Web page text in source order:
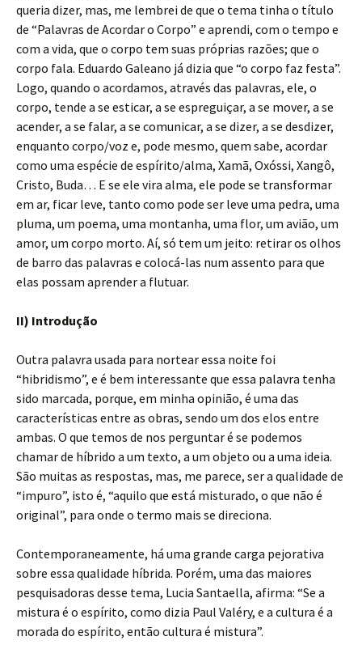
queria dizer, mas, me lembrei de que o tema tinha o título
de “Palavras de Acordar o Corpo” e aprendi, com o tempo e
com a vida, que o corpo tem suas próprias razões; que o
corpo fala. Eduardo Galeano já dizia que “o corpo faz festa”.
Logo, quando o acordamos, através das palavras, ele, o
corpo, tende a se esticar, a se espreguiçar, a se mover, a se
acender, a se falar, a se comunicar, a se dizer, a se desdizer,
enquanto corpo/voz e, pode mesmo, quem sabe, acordar
como uma espécie de espírito/alma, Xamã, Oxóssi, Xangô,
Cristo, Buda… E se ele vira alma, ele pode se transformar
em ar, ficar leve, tanto como pode ser leve uma pedra, uma
pluma, um poema, uma montanha, uma flor, um avião, um
amor, um corpo morto. Aí, só tem um jeito: retirar os olhos
de barro das palavras e colocá-las num assento para que
elas possam aprender a flutuar.
II) Introdução
Outra palavra usada para nortear essa noite foi
“hibridismo”, e é bem interessante que essa palavra tenha
sido marcada, porque, em minha opinião, é uma das
características entre as obras, sendo um dos elos entre
ambas. O que temos de nos perguntar é se podemos
chamar de híbrido a um texto, a um objeto ou a uma ideia.
São muitas as respostas, mas, me parece, ser a qualidade de
“impuro”, isto é, “aquilo que está misturado, o que não é
original”, para onde o termo mais se direciona.
Contemporaneamente, há uma grande carga pejorativa
sobre essa qualidade híbrida. Porém, uma das maiores
pesquisadoras desse tema, Lucia Santaella, afirma: “Se a
mistura é o espírito, como dizia Paul Valéry, e a cultura é a
morada do espírito, então cultura é mistura”.